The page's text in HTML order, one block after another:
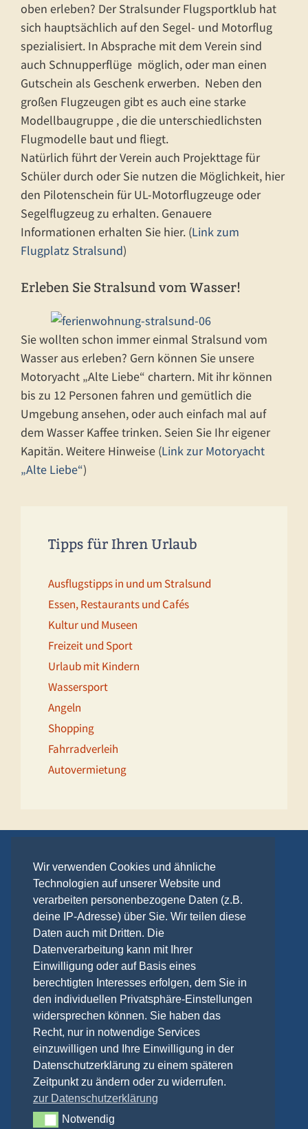
oben erleben? Der Stralsunder Flugsportklub hat
sich hauptsächlich auf den Segel- und Motorflug
spezialisiert. In Absprache mit dem Verein sind
auch Schnupperflüge möglich, oder man einen
Gutschein als Geschenk erwerben. Neben den
großen Flugzeugen gibt es auch eine starke
Modellbaugruppe , die die unterschiedlichsten
Flugmodelle baut und fliegt.
Natürlich führt der Verein auch Projekttage für
Schüler durch oder Sie nutzen die Möglichkeit, hier
den Pilotenschein für UL-Motorflugzeuge oder
Segelflugzeug zu erhalten. Genauere
Informationen erhalten Sie hier. (Link zum
Flugplatz Stralsund)
Erleben Sie Stralsund vom Wasser!
Sie wollten schon immer einmal Stralsund vom
Wasser aus erleben? Gern können Sie unsere
Motoryacht „Alte Liebe“ chartern. Mit ihr können
bis zu 12 Personen fahren und gemütlich die
Umgebung ansehen, oder auch einfach mal auf
dem Wasser Kaffee trinken. Seien Sie Ihr eigener
Kapitän. Weitere Hinweise (Link zur Motoryacht
„Alte Liebe“)
Tipps für Ihren Urlaub
Ausflugstipps in und um Stralsund
Essen, Restaurants und Cafés
Kultur und Museen
Freizeit und Sport
Urlaub mit Kindern
Wassersport
Angeln
Shopping
Fahrradverleih
Autovermietung
Kontakt
Anreise
Datenschutzerklärung
Impressum
Telefon:
+49 (0) 3831 263050
E-Mail:
fewo (at) fewo-in-stralsund.de
Ansprechpartner:
Vermietung: Herr Seyfert
Verwaltung: Frau Seyfert
Wir verwenden Cookies und ähnliche
Technologien auf unserer Website und
verarbeiten personenbezogene Daten (z.B.
deine IP-Adresse) über Sie. Wir teilen diese
Daten auch mit Dritten. Die
Datenverarbeitung kann mit Ihrer
Einwilligung oder auf Basis eines
berechtigten Interesses erfolgen, dem Sie in
den individuellen Privatsphäre-Einstellungen
widersprechen können. Sie haben das
Recht, nur in notwendige Services
einzuwilligen und Ihre Einwilligung in der
Datenschutzerklärung zu einem späteren
Zeitpunkt zu ändern oder zu widerrufen.
zur Datenschutzerklärung
NotwendigNotwendig